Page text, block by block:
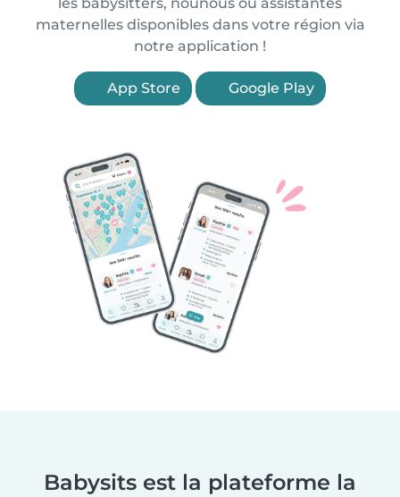
les babysitters, nounous ou assistantes
maternelles disponibles dans votre région via
notre application !
App Store Google Play
Babysits est la plateforme la